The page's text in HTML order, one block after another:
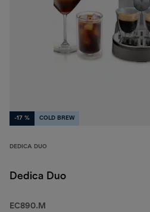
-17 % COLD BREW
DEDICA DUO
Dedica Duo
EC890.M